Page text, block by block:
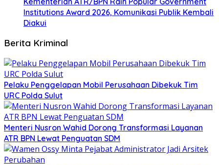
Institutions Award 2026, Komunikasi Publik Kembali
Diakui
Berita Kriminal
​Pelaku Penggelapan Mobil Perusahaan Dibekuk Tim
URC Polda Sulut
​Menteri Nusron Wahid Dorong Transformasi Layanan
ATR BPN Lewat Penguatan SDM